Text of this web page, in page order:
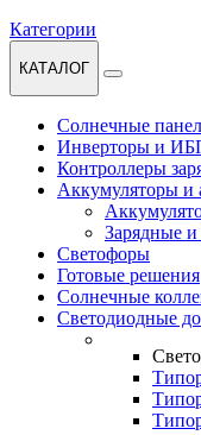
Категории
КАТАЛОГ
Солнечные
Инверторы и
Контроллеры
Аккумуляторы и
Зарядные и
Светофоры
Готовые решения
Солнечные
Светодиодные